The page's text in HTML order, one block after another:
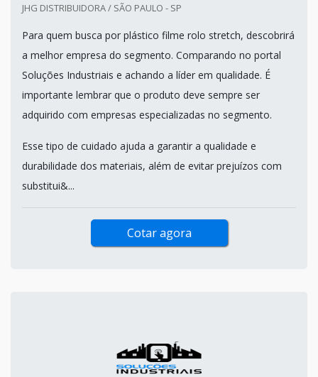
JHG DISTRIBUIDORA / SÃO PAULO - SP
Para quem busca por plástico filme rolo stretch, descobrirá
a melhor empresa do segmento. Comparando no portal
Soluções Industriais e achando a líder em qualidade. É
importante lembrar que o produto deve sempre ser
adquirido com empresas especializadas no segmento.
Esse tipo de cuidado ajuda a garantir a qualidade e
durabilidade dos materiais, além de evitar prejuízos com
substitui&...
Cotar agora